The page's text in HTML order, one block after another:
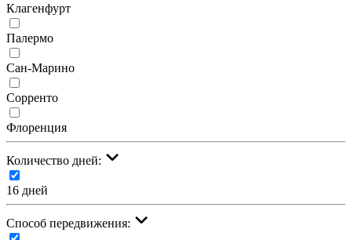
Клагенфурт
Палермо
Сан-Марино
Сорренто
Флоренция
Количество дней:
16 дней
Cпособ передвижения: